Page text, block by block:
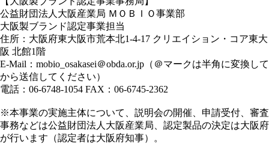
公益財団法人大阪産業局 ＭＯＢＩＯ事業部
大阪製ブランド認定事業担当
住所：大阪府東大阪市荒本北1-4-17 クリエイション・コア東大
阪 北館1階
E-Mail： mobio_osakasei＠obda.or.jp （＠マークは半角に変換して
から送信してください）
電話：06-6748-1054 FAX：06-6745-2362
※本事業の実施主体について、説明会の開催、申請受付、審査
事務などは公益財団法人大阪産業局、認定製品の決定は大阪府
が行います（認定者は大阪府知事）。